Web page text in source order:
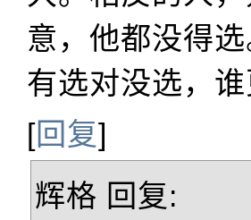
意，他都没得选
有选对没选，
[回复]
辉格 回复: